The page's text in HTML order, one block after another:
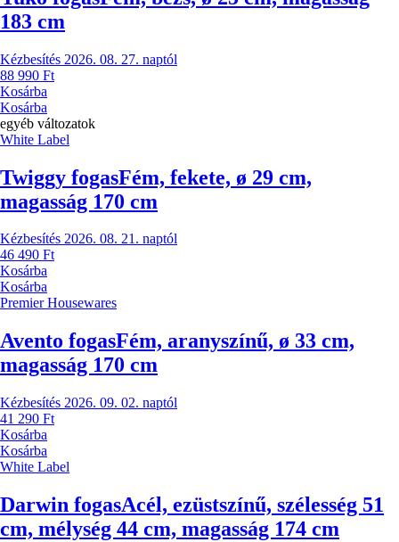
183 cm
Kézbesítés 2026. 08. 27. naptól
88 990 Ft
Kosárba
Kosárba
egyéb változatok
White Label
Twiggy fogasFém, fekete, ø 29 cm,
magasság 170 cm
Kézbesítés 2026. 08. 21. naptól
46 490 Ft
Kosárba
Kosárba
Premier Housewares
Avento fogasFém, aranyszínű, ø 33 cm,
magasság 170 cm
Kézbesítés 2026. 09. 02. naptól
41 290 Ft
Kosárba
Kosárba
White Label
Darwin fogasAcél, ezüstszínű, szélesség 51
cm, mélység 44 cm, magasság 174 cm